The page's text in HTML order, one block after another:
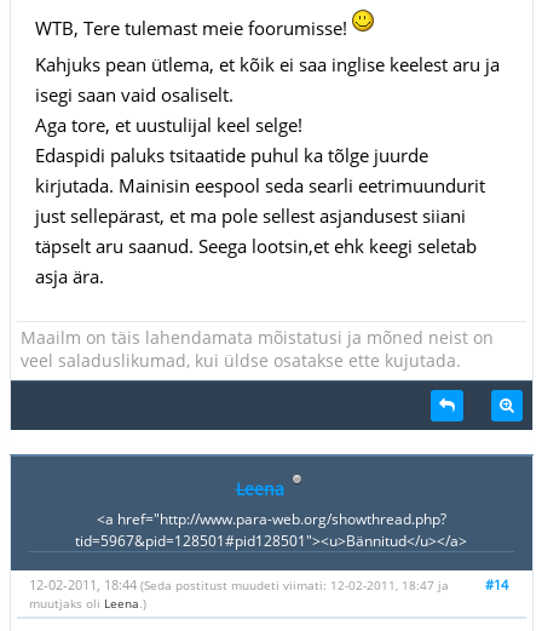
WTB, Tere tulemast meie foorumisse!
Kahjuks pean ütlema, et kõik ei saa inglise keelest aru ja
isegi saan vaid osaliselt.
Aga tore, et uustulijal keel selge!
Edaspidi paluks tsitaatide puhul ka tõlge juurde
kirjutada. Mainisin eespool seda searli eetrimuundurit
just sellepärast, et ma pole sellest asjandusest siiani
täpselt aru saanud. Seega lootsin,et ehk keegi seletab
asja ära.
Maailm on täis lahendamata mõistatusi ja mõned neist on
veel saladuslikumad, kui üldse osatakse ette kujutada.
Leena
<a href="http://www.para-web.org/showthread.php?
tid=5967&pid=128501#pid128501"><u>Bännitud</u></a>
#14
12-02-2011, 18:44 (Seda postitust muudeti viimati: 12-02-2011, 18:47 ja
muutjaks oli Leena .)